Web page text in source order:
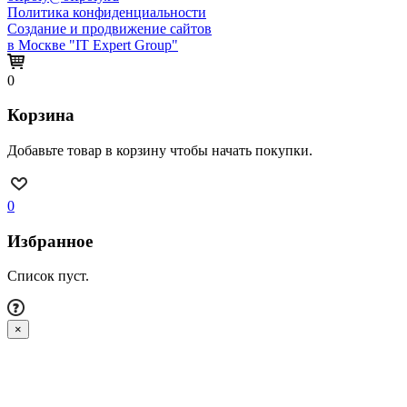
Политика конфиденциальности
Создание и продвижение сайтов
в Москве "IT Expert Group"
0
Корзина
Добавьте товар в корзину чтобы начать покупки.
0
Избранное
Список пуст.
×